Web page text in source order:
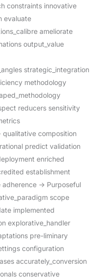
constraints innovative
evaluate
ameliorate
output_value
strategic_integration
methodology
reducers sensitivity
qualitative composition
predict validation
enriched
establishment
-> Purposeful
scope
implemented
explorative_handler
pre-liminary
configuration
accurately_conversion
conservative